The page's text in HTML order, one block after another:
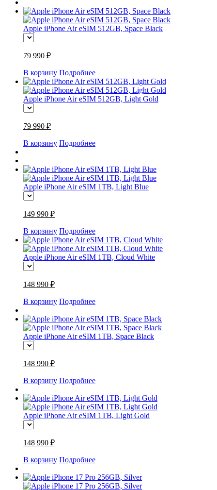
Apple iPhone Air eSIM 512GB, Space Black
79 990 ₽
В корзину Подробнее
Apple iPhone Air eSIM 512GB, Light Gold
79 990 ₽
В корзину Подробнее
Apple iPhone Air eSIM 1TB, Light Blue
149 990 ₽
В корзину Подробнее
Apple iPhone Air eSIM 1TB, Cloud White
148 990 ₽
В корзину Подробнее
Apple iPhone Air eSIM 1TB, Space Black
148 990 ₽
В корзину Подробнее
Apple iPhone Air eSIM 1TB, Light Gold
148 990 ₽
В корзину Подробнее